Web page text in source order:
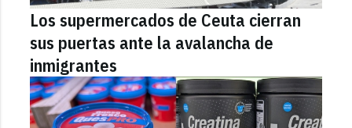
Los supermercados de Ceuta cierran
sus puertas ante la avalancha de
inmigrantes